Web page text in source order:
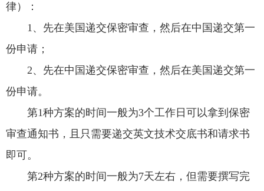
律）：
1、先在美国递交保密审查，然后在中国递交第一
份申请；
2、先在中国递交保密审查，然后在美国递交第一
份申请。
第1种方案的时间一般为3个工作日可以拿到保密
审查通知书，且只需要递交英文技术交底书和请求书
即可。
第2种方案的时间一般为7天左右，但需要撰写完